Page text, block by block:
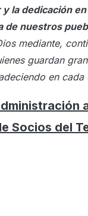
la dedicación
de nuestros
mediante,
guardan
en
Socios del